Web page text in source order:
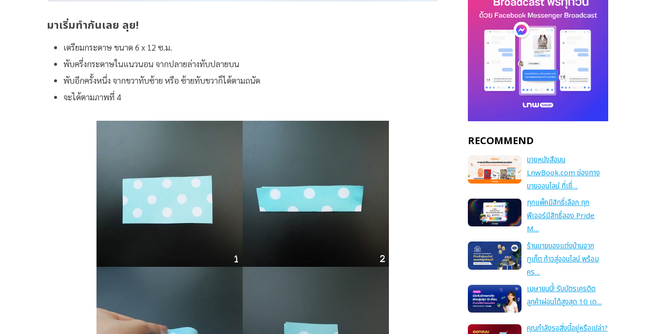
มาเริ่มทำกันเลย ลุย!
เตรียมกระดาษ ขนาด 6 x 12 ซ.ม.
พับครึ่งกระดาษในแนวนอน จากปลายล่างทับปลายบน
พับอีกครั้งหนึ่ง จากขวาทับซ้าย หรือ ซ้ายทับขวาก็ได้ตามถนัด
จะได้ตามภาพที่ 4
RECOMMEND
ขายหนังสือบน
LnwBook.com ช่องทาง
ขายออนไลน์ ที่เชื่…
ทุกแพ็คมีสิทธิ์เลือก ทุก
ฟีเจอร์มีสิทธิ์ลอง Pride
M…
ร้านขายของแต่งบ้านจาก
ภูเก็ต ก้าวสู่ออนไลน์ พร้อม
คร…
เมษายนนี้! รับบัตรเครดิต
ลูกค้าผ่อนได้สูงสุด 10 เด…
คุณกำลังรอสิ่งนี้อยู่หรือเปล่า?